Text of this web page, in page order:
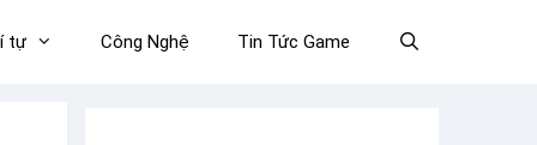
tự Công Nghệ Tin Tức Game